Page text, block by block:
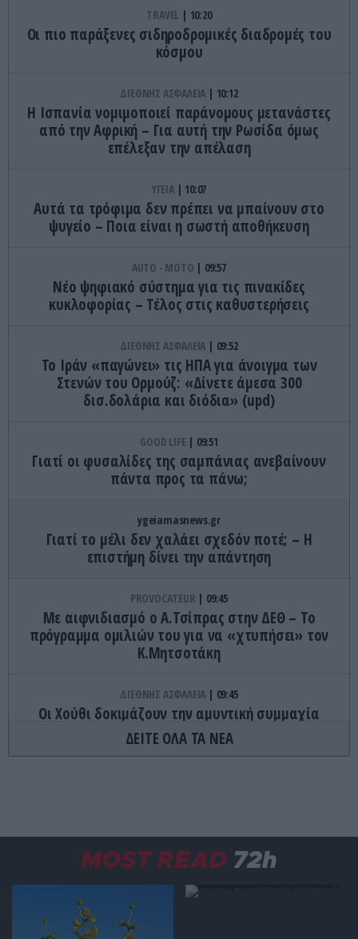
TRAVEL 10:20
Οι πιο παράξενες σιδηροδρομικές διαδρομές του
κόσμου
ΔΙΕΘΝΗΣ ΑΣΦΑΛΕΙΑ 10:12
Η Ισπανία νομιμοποιεί παράνομους μετανάστες
από την Αφρική – Για αυτή την Ρωσίδα όμως
επέλεξαν την απέλαση
ΥΓΕΙΑ 10:07
Αυτά τα τρόφιμα δεν πρέπει να μπαίνουν στο
ψυγείο – Ποια είναι η σωστή αποθήκευση
AUTO - MOTO 09:57
Νέο ψηφιακό σύστημα για τις πινακίδες
κυκλοφορίας – Τέλος στις καθυστερήσεις
ΔΙΕΘΝΗΣ ΑΣΦΑΛΕΙΑ 09:52
Το Ιράν «παγώνει» τις ΗΠΑ για άνοιγμα των
Στενών του Ορμούζ: «Δίνετε άμεσα 300
δισ.δολάρια και διόδια» (upd)
GOOD LIFE 09:51
Γιατί οι φυσαλίδες της σαμπάνιας ανεβαίνουν
πάντα προς τα πάνω;
ygeiamasnews.gr
Γιατί το μέλι δεν χαλάει σχεδόν ποτέ; – Η
επιστήμη δίνει την απάντηση
PROVOCATEUR 09:45
Με αιφνιδιασμό ο Α.Τσίπρας στην ΔΕΘ – Το
πρόγραμμα ομιλιών του για να «χτυπήσει» τον
Κ.Μητσοτάκη
ΔΙΕΘΝΗΣ ΑΣΦΑΛΕΙΑ 09:45
Οι Χούθι δοκιμάζουν την αμυντική συμμαχία
Τουρκίας-Σ.Αραβίας – Το παράδοξο των
ελληνικών Patriot στην περιοχή
ΚΑΙΡΟΣ 09:34
Που θα φτάσει στους 39 βαθμούς ο καιρός
σήμερα – Μελτέμια στο Αιγαίο
ΔΕΙΤΕ ΟΛΑ ΤΑ ΝΕΑ
MOST READ 72h